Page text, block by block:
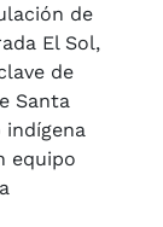
de
El Sol,
de
Santa
equipo